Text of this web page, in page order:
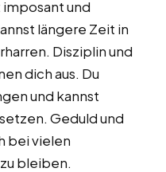
imposant und
längere Zeit in
Disziplin und
dich aus. Du
und kannst
Geduld und
bei vielen
bleiben.